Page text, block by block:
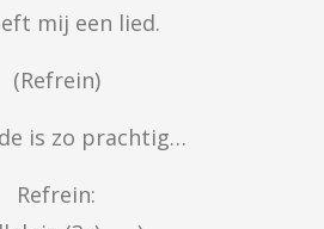
mij een lied.
(Refrein)
is zo prachtig…
Refrein: